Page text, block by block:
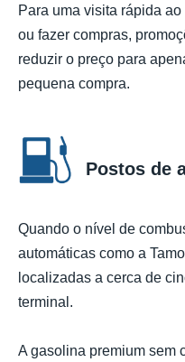
Para uma visita rápida
ou fazer compras,
reduzir o preço para
pequena compra.
Postos de
Quando o nível de
automáticas como a
localizadas a cerca de
terminal.
A gasolina premium sem